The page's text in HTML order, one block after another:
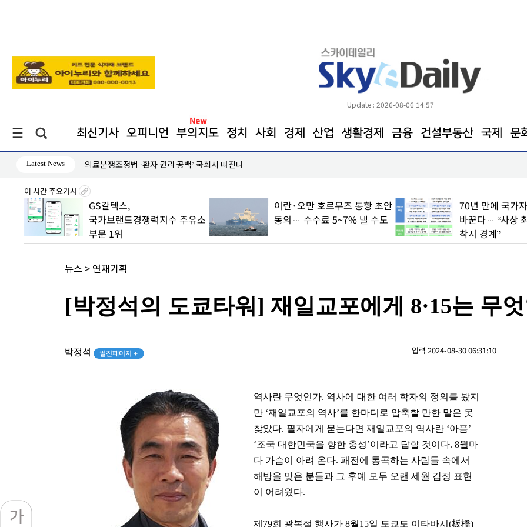
Update : 2026-08-06 14:57
최신기사 오피니언 부의지도 정치 사회 경제 산업 생활경제 금융 건설부동산 국제 문
Latest News
13% 증가 의료분쟁조정법 ‘환자 권리 공백’ 국회서 따진다
이 시간 주요기사
GS칼텍스,
국가브랜드경쟁력지수 주유소
부문 1위
이란·오만 호르무즈 통항 초안
동의… 수수료 5~7% 낼 수도
70년 만에 국가
바꾼다… “사상
착시 경계”
뉴스 > 연재기획
[박정석의 도쿄타워] 재일교포에게 8·15는 무
박정석 필진페이지 + 입력 2024-08-30 06:31:10
역사란 무엇인가. 역사에 대한 여러 학자의 정의를 봤지
만 ‘재일교포의 역사’를 한마디로 압축할 만한 말은 못
찾았다. 필자에게 묻는다면 재일교포의 역사란 ‘아픔’
‘조국 대한민국을 향한 충성’이라고 답할 것이다. 8월마
다 가슴이 아려 온다. 패전에 통곡하는 사람들 속에서
해방을 맞은 분들과 그 후예 모두 오랜 세월 감정 표현
이 어려웠다.
제79회 광복절 행사가 8월15일 도쿄도 이타바시(板橋)